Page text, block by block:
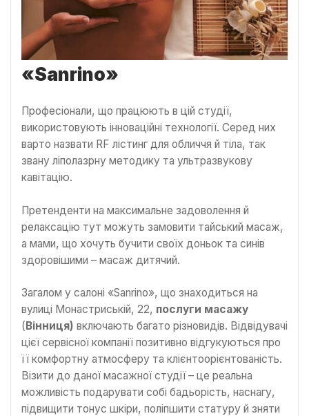
«Sanrino»
Професіонали, що працюють в цій студії,
використовують інноваційні технології. Серед них
варто назвати RF лістинг для обличчя й тіла, так
звану ліполазрну методику та ультразвукову
кавітацію.
Претенденти на максимальне задоволення й
релаксацію тут можуть замовити тайський масаж,
а мами, що хочуть бучити своїх доньок та синів
здоровішими – масаж дитячий.
Загалом у салоні «Sanrino», що знаходиться на
вулиці Монастриській, 22, послуги масажу
(Вінниця) включають багато різновидів. Відвідувачі
цієї сервісної компанії позитивно відгукуються про
її комфортну атмосферу та клієнтоорієнтованість.
Візити до даної масажної студії – це реальна
можливість подарувати собі бадьорість, наснагу,
підвищити тонус шкіри, поліпшити статуру й зняти